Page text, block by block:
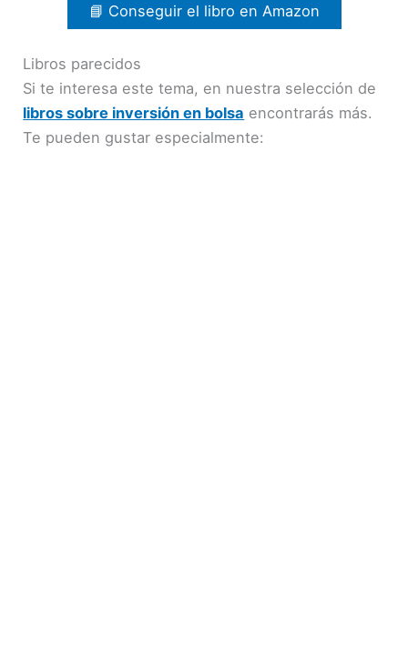
📘 Conseguir el libro en Amazon
Libros parecidos
Si te interesa este tema, en nuestra selección de
libros sobre inversión en bolsa encontrarás más.
Te pueden gustar especialmente: